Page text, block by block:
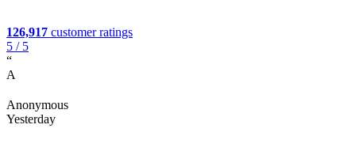
126,917 customer ratings
5 / 5
“
A
Anonymous
Yesterday